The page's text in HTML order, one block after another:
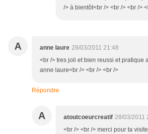
/> à bientôt<br /> <br /> <br />
A anne laure 28/03/2011 21:48
<br /> tres joli et bien reussi et pratique
anne laure<br /> <br /> <br />
Répondre
A atoutcoeurcreatif 28/03/2011
<br /> <br /> merci pour ta